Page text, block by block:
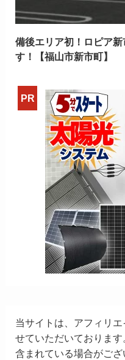
備後エリア初！ロピア
す！【福山市新市町】
当サイトは、アフィリ
せていただいておりま
含まれている場合がござ